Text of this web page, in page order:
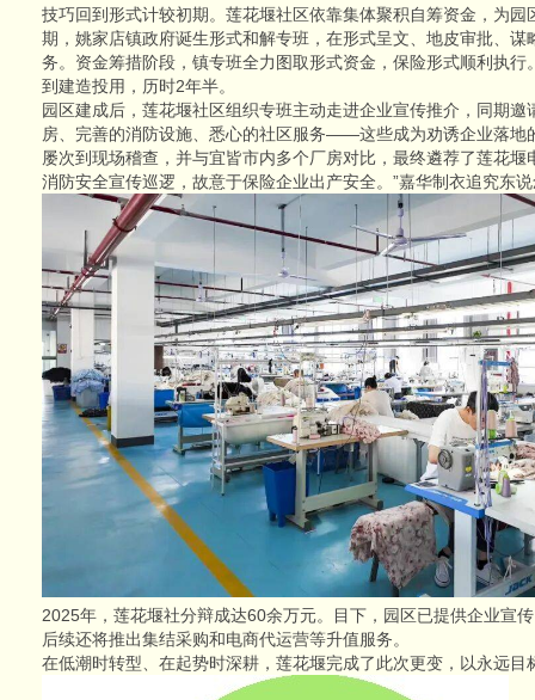
技巧回到形式计较初期。莲花堰社区依靠集体聚积自筹资金，为园
期，姚家店镇政府诞生形式和解专班，在形式呈文、地皮审批、谋
务。资金筹措阶段，镇专班全力图取形式资金，保险形式顺利执行
到建造投用，历时2年半。
园区建成后，莲花堰社区组织专班主动走进企业宣传推介，同期邀
房、完善的消防设施、悉心的社区服务——这些成为劝诱企业落地
屡次到现场稽查，并与宜皆市内多个厂房对比，最终遴荐了莲花堰
消防安全宣传巡逻，故意于保险企业出产安全。”嘉华制衣追究东
2025年，莲花堰社分辩成达60余万元。目下，园区已提供企业宣
后续还将推出集结采购和电商代运营等升值服务。
在低潮时转型、在起势时深耕，莲花堰完成了此次更变，以永远目